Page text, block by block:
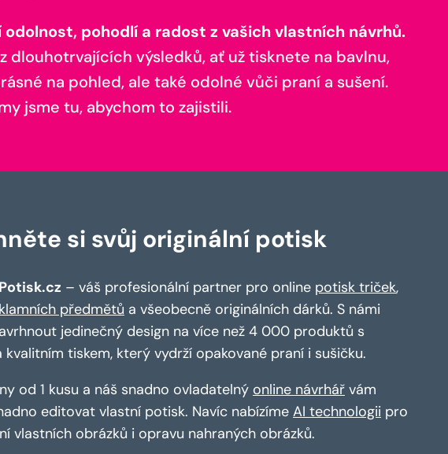
pohodlí a radost z vašich vlastních návrhů.
dlouhotrvajících výsledků, ať už tisknete na bavlnu,
na pohled, ale také odolné vůči praní a sušení.
jsme tu, abychom to zajistili.
si svůj originální potisk
– váš profesionální partner pro online potisk triček,
předmětů a všeobecně originálních dárků. S námi
jedinečný design na více než 4 000 produktů s
kvalitním tiskem, který vydrží opakované praní i sušičku.
od 1 kusu a náš snadno ovladatelný online návrhář vám
editovat vlastní potisk. Navíc nabízíme AI technologii pro
vlastních obrázků i opravu nahraných obrázků.